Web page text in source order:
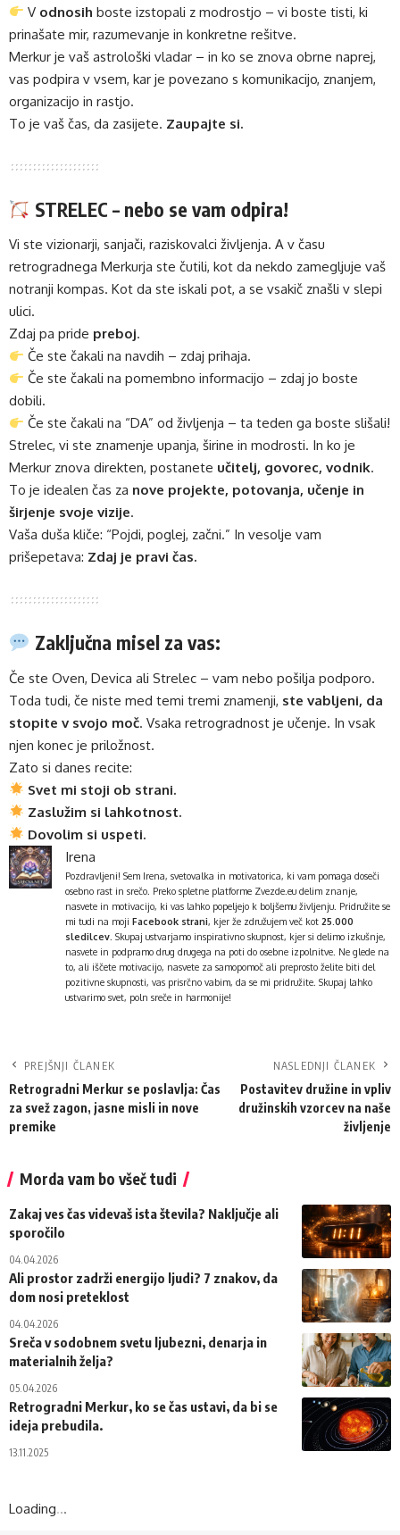
V odnosih boste izstopali z modrostjo – vi boste tisti, ki
prinašate mir, razumevanje in konkretne rešitve.
Merkur je vaš astrološki vladar – in ko se znova obrne naprej,
vas podpira v vsem, kar je povezano s komunikacijo, znanjem,
organizacijo in rastjo.
To je vaš čas, da zasijete. Zaupajte si.
STRELEC – nebo se vam odpira!
Vi ste vizionarji, sanjači, raziskovalci življenja. A v času
retrogradnega Merkurja ste čutili, kot da nekdo zamegljuje vaš
notranji kompas. Kot da ste iskali pot, a se vsakič znašli v slepi
ulici.
Zdaj pa pride preboj.
Če ste čakali na navdih – zdaj prihaja.
Če ste čakali na pomembno informacijo – zdaj jo boste
dobili.
Če ste čakali na “DA” od življenja – ta teden ga boste slišali!
Strelec, vi ste znamenje upanja, širine in modrosti. In ko je
Merkur znova direkten, postanete učitelj, govorec, vodnik.
To je idealen čas za nove projekte, potovanja, učenje in
širjenje svoje vizije.
Vaša duša kliče: “Pojdi, poglej, začni.” In vesolje vam
prišepetava: Zdaj je pravi čas.
Zaključna misel za vas:
Če ste Oven, Devica ali Strelec – vam nebo pošilja podporo.
Toda tudi, če niste med temi tremi znamenji, ste vabljeni, da
stopite v svojo moč. Vsaka retrogradnost je učenje. In vsak
njen konec je priložnost.
Zato si danes recite:
Svet mi stoji ob strani.
Zaslužim si lahkotnost.
Dovolim si uspeti.
Irena
Pozdravljeni! Sem Irena, svetovalka in motivatorica, ki vam pomaga doseči
osebno rast in srečo. Preko spletne platforme Zvezde.eu delim znanje,
nasvete in motivacijo, ki vas lahko popeljejo k boljšemu življenju. Pridružite se
mi tudi na moji Facebook strani, kjer že združujem več kot 25.000
sledilcev . Skupaj ustvarjamo inspirativno skupnost, kjer si delimo izkušnje,
nasvete in podpramo drug drugega na poti do osebne izpolnitve. Ne glede na
to, ali iščete motivacijo, nasvete za samopomoč ali preprosto želite biti del
pozitivne skupnosti, vas prisrčno vabim, da se mi pridružite. Skupaj lahko
ustvarimo svet, poln sreče in harmonije!
PREJŠNJI ČLANEK
Retrogradni Merkur se poslavlja: Čas
za svež zagon, jasne misli in nove
premike
NASLEDNJI ČLANEK
Postavitev družine in vpliv
družinskih vzorcev na naše
življenje
Morda vam bo všeč tudi
Zakaj ves čas videvaš ista števila? Naključje ali
sporočilo
04.04.2026
Ali prostor zadrži energijo ljudi? 7 znakov, da
dom nosi preteklost
04.04.2026
Sreča v sodobnem svetu ljubezni, denarja in
materialnih želja?
05.04.2026
Retrogradni Merkur, ko se čas ustavi, da bi se
ideja prebudila.
13.11.2025
Loading...